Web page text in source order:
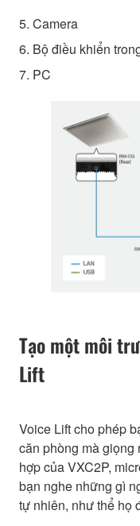
5. Camera
6. Bộ điều khiển
7. PC
Tạo một môi
Lift
Voice Lift cho phép
căn phòng mà
hợp của VXC2P,
bạn nghe những gì
tự nhiên, như thể họ